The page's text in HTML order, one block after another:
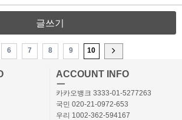
글쓰기
6 7 8 9 10
ACCOUNT INFO
ㅡ
카카오뱅크 3333-01-5277263
국민 020-21-0972-653
우리 1002-362-594167